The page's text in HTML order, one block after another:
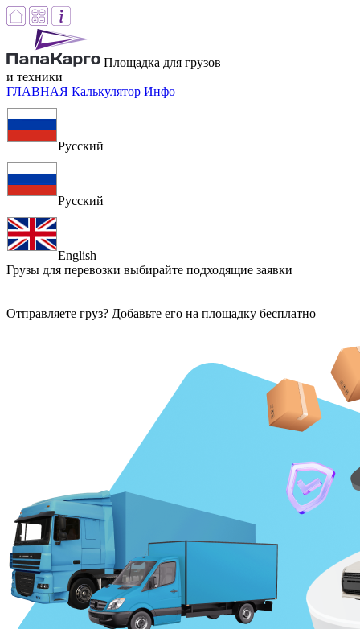
Площадка для грузов
и техники
ГЛАВНАЯ Калькулятор Инфо
Русский
Русский
English
Грузы для перевозки выбирайте подходящие заявки
Отправляете груз? Добавьте его на площадку бесплатно